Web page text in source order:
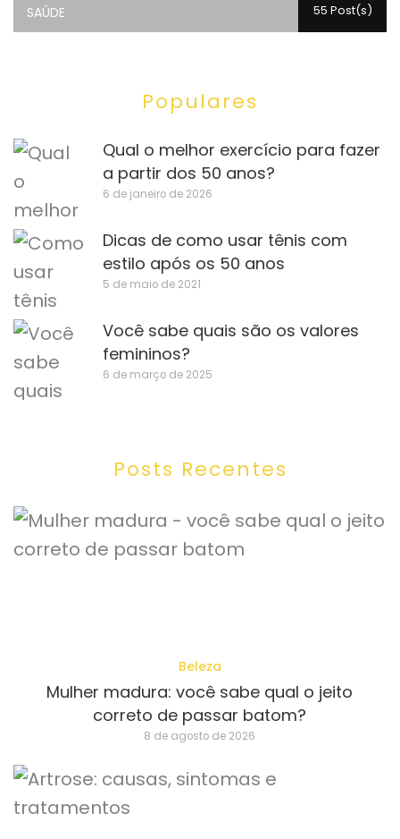
SAÚDE 55 Post(s)
Populares
Qual o melhor exercício para fazer
a partir dos 50 anos?
6 de janeiro de 2026
Dicas de como usar tênis com
estilo após os 50 anos
5 de maio de 2021
Você sabe quais são os valores
femininos?
6 de março de 2025
Posts Recentes
Beleza
Mulher madura: você sabe qual o jeito
correto de passar batom?
8 de agosto de 2026